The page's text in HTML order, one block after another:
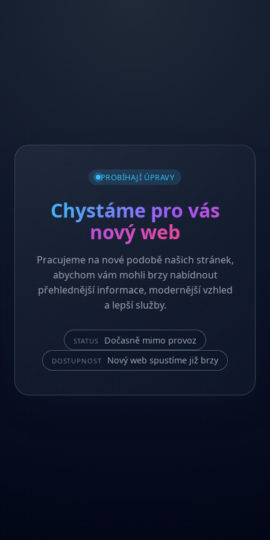
PROBÍHAJÍ ÚPRAVY
Chystáme pro vás
nový web
Pracujeme na nové podobě našich stránek,
abychom vám mohli brzy nabídnout
přehlednější informace, modernější vzhled
a lepší služby.
STATUS Dočasně mimo provoz
DOSTUPNOST Nový web spustíme již brzy